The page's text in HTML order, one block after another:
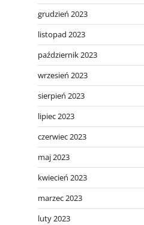
grudzień 2023
listopad 2023
październik 2023
wrzesień 2023
sierpień 2023
lipiec 2023
czerwiec 2023
maj 2023
kwiecień 2023
marzec 2023
luty 2023